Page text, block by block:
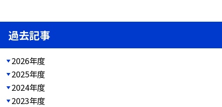
過去記事
2026年度
2025年度
2024年度
2023年度